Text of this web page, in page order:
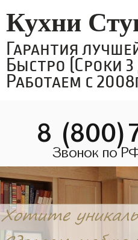
Кухни
Гарантия
Быстро (Сроки 3
Работаем с
8
Звонок по